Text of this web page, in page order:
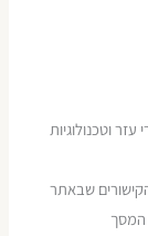
וטכנולוגיות
שבאתר
המסך